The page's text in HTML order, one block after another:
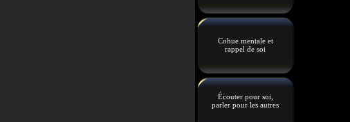
Cohue mentale et
rappel de soi
Écouter pour soi,
parler pour les autres